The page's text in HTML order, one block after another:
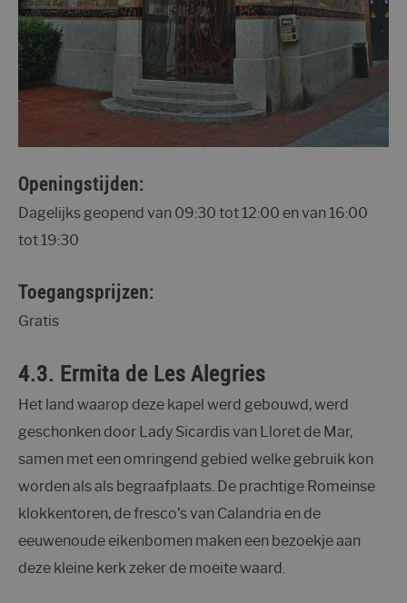
Openingstijden:
Dagelijks geopend van 09:30 tot 12:00 en van 16:00
tot 19:30
Toegangsprijzen:
Gratis
4.3. Ermita de Les Alegries
Het land waarop deze kapel werd gebouwd, werd
geschonken door Lady Sicardis van Lloret de Mar,
samen met een omringend gebied welke gebruik kon
worden als als begraafplaats. De prachtige Romeinse
klokkentoren, de fresco’s van Calandria en de
eeuwenoude eikenbomen maken een bezoekje aan
deze kleine kerk zeker de moeite waard.